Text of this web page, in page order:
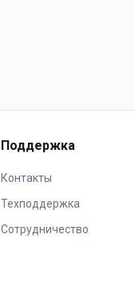
Поддержка
Контакты
Техподдержка
Сотрудничество